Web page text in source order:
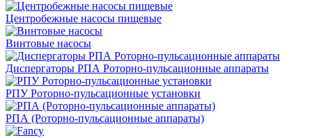
Центробежные насосы пищевые
Винтовые насосы
Диспергаторы РПА Роторно-пульсационные аппараты
РПУ Роторно-пульсационные установки
РПА (Роторно-пульсационные аппараты)